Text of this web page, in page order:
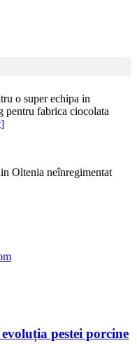
o super echipa in
pentru fabrica ciocolata
Oltenia neînregimentat
pestei porcine